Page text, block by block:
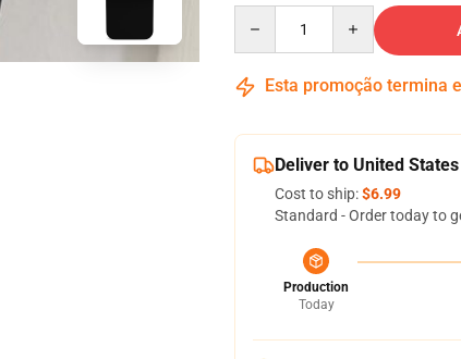
Esta promoção termina
Deliver to United States
Cost to ship:$6.99
Standard - Order today to
Production
Today